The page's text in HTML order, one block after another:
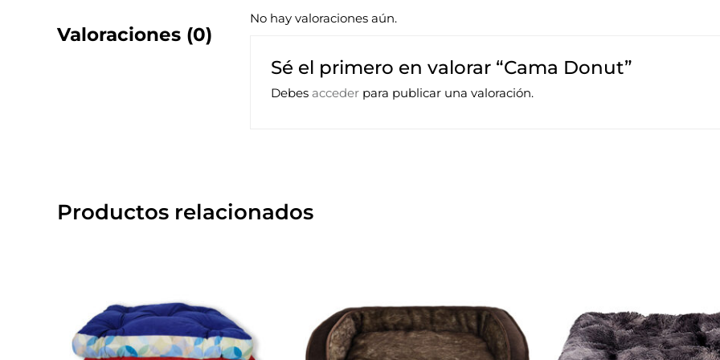
Valoraciones (0)
No hay valoraciones aún.
Sé el primero en valorar “Cama Donut”
Debes acceder para publicar una valoración.
Productos relacionados